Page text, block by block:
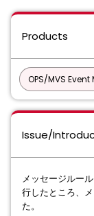
Products
OPS/MVS
Issue/
メッセージルー
行したところ、
た。